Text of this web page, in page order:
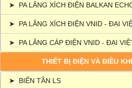
➤ PA LĂNG XÍCH ĐIỆN BALKAN
➤ PA LĂNG XÍCH ĐIỆN VNID - ĐẠI
➤ PA LĂNG CÁP ĐIỆN VNID - ĐẠI
THIẾT BỊ ĐIỆN VÀ ĐIỀU
➤ BIẾN TẦN LS